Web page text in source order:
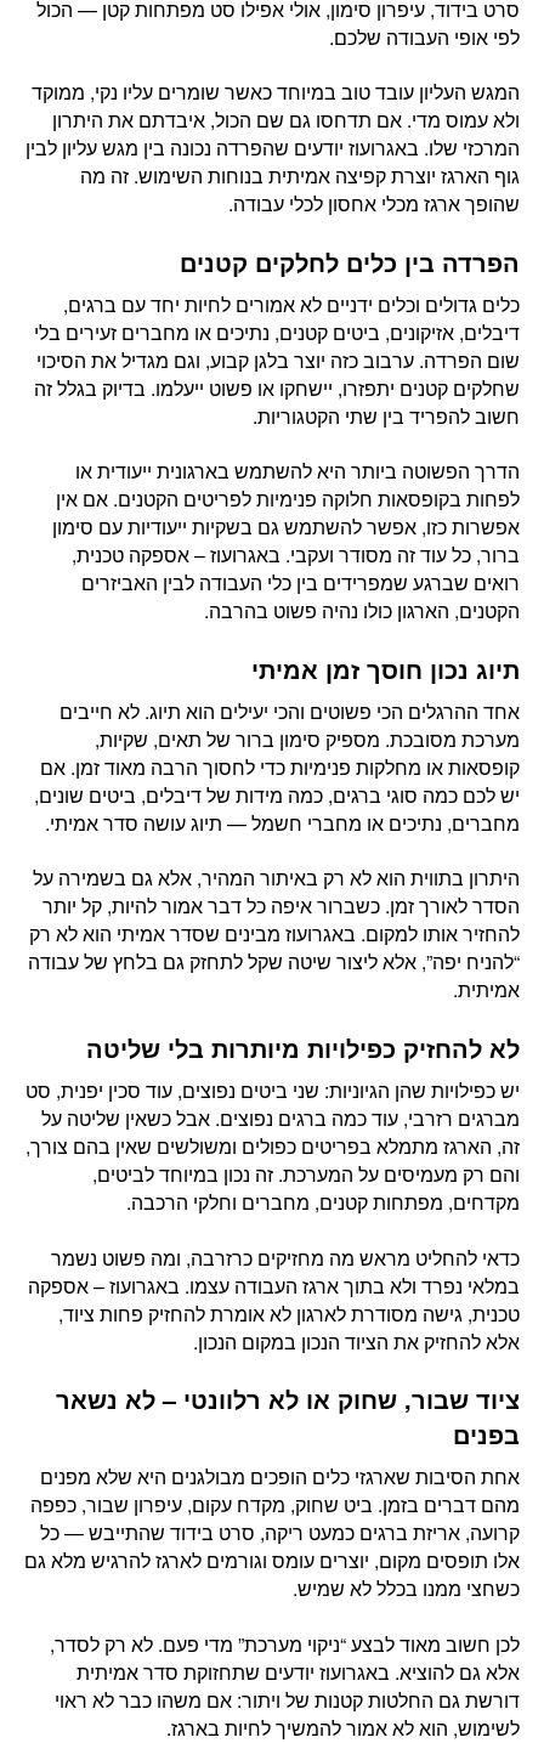
סרט בידוד, עיפרון סימון, אולי אפילו סט מפתחות קטן — הכול
לפי אופי העבודה שלכם.
המגש העליון עובד טוב במיוחד כאשר שומרים עליו נקי, ממוקד
ולא עמוס מדי. אם תדחסו גם שם הכול, איבדתם את היתרון
המרכזי שלו. באגרועוז יודעים שהפרדה נכונה בין מגש עליון לבין
גוף הארגז יוצרת קפיצה אמיתית בנוחות השימוש. זה מה
שהופך ארגז מכלי אחסון לכלי עבודה.
הפרדה בין כלים לחלקים קטנים
כלים גדולים וכלים ידניים לא אמורים לחיות יחד עם ברגים,
דיבלים, אזיקונים, ביטים קטנים, נתיכים או מחברים זעירים בלי
שום הפרדה. ערבוב כזה יוצר בלגן קבוע, וגם מגדיל את הסיכוי
שחלקים קטנים יתפזרו, יישחקו או פשוט ייעלמו. בדיוק בגלל זה
חשוב להפריד בין שתי הקטגוריות.
הדרך הפשוטה ביותר היא להשתמש בארגונית ייעודית או
לפחות בקופסאות חלוקה פנימיות לפריטים הקטנים. אם אין
אפשרות כזו, אפשר להשתמש גם בשקיות ייעודיות עם סימון
ברור, כל עוד זה מסודר ועקבי. באגרועוז – אספקה טכנית,
רואים שברגע שמפרידים בין כלי העבודה לבין האביזרים
הקטנים, הארגון כולו נהיה פשוט בהרבה.
תיוג נכון חוסך זמן אמיתי
אחד ההרגלים הכי פשוטים והכי יעילים הוא תיוג. לא חייבים
מערכת מסובכת. מספיק סימון ברור של תאים, שקיות,
קופסאות או מחלקות פנימיות כדי לחסוך הרבה מאוד זמן. אם
יש לכם כמה סוגי ברגים, כמה מידות של דיבלים, ביטים שונים,
מחברים, נתיכים או מחברי חשמל — תיוג עושה סדר אמיתי.
היתרון בתווית הוא לא רק באיתור המהיר, אלא גם בשמירה על
הסדר לאורך זמן. כשברור איפה כל דבר אמור להיות, קל יותר
להחזיר אותו למקום. באגרועוז מבינים שסדר אמיתי הוא לא רק
“להניח יפה”, אלא ליצור שיטה שקל לתחזק גם בלחץ של עבודה
אמיתית.
לא להחזיק כפילויות מיותרות בלי שליטה
יש כפילויות שהן הגיוניות: שני ביטים נפוצים, עוד סכין יפנית, סט
מברגים רזרבי, עוד כמה ברגים נפוצים. אבל כשאין שליטה על
זה, הארגז מתמלא בפריטים כפולים ומשולשים שאין בהם צורך,
והם רק מעמיסים על המערכת. זה נכון במיוחד לביטים,
מקדחים, מפתחות קטנים, מחברים וחלקי הרכבה.
כדאי להחליט מראש מה מחזיקים כרזרבה, ומה פשוט נשמר
במלאי נפרד ולא בתוך ארגז העבודה עצמו. באגרועוז – אספקה
טכנית, גישה מסודרת לארגון לא אומרת להחזיק פחות ציוד,
אלא להחזיק את הציוד הנכון במקום הנכון.
ציוד שבור, שחוק או לא רלוונטי – לא נשאר
בפנים
אחת הסיבות שארגזי כלים הופכים מבולגנים היא שלא מפנים
מהם דברים בזמן. ביט שחוק, מקדח עקום, עיפרון שבור, כפפה
קרועה, אריזת ברגים כמעט ריקה, סרט בידוד שהתייבש — כל
אלו תופסים מקום, יוצרים עומס וגורמים לארגז להרגיש מלא גם
כשחצי ממנו בכלל לא שמיש.
לכן חשוב מאוד לבצע “ניקוי מערכת” מדי פעם. לא רק לסדר,
אלא גם להוציא. באגרועוז יודעים שתחזוקת סדר אמיתית
דורשת גם החלטות קטנות של ויתור: אם משהו כבר לא ראוי
לשימוש, הוא לא אמור להמשיך לחיות בארגז.